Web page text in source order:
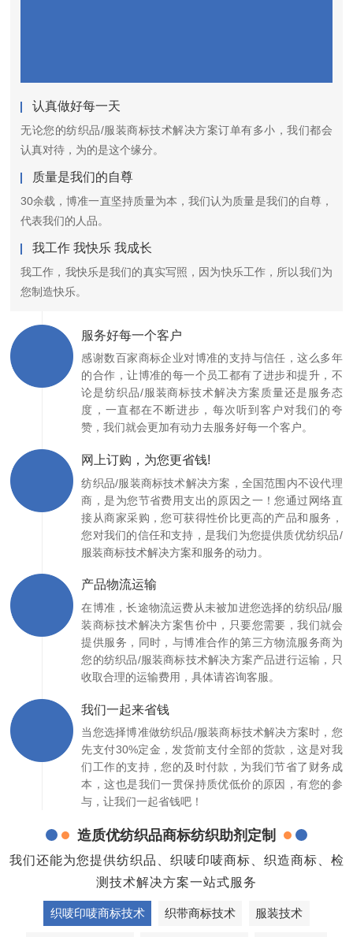
认真做好每一天
无论您的纺织品/服装商标技术解决方案订单有多小，我们都会
认真对待，为的是这个缘分。
质量是我们的自尊
30余载，博准一直坚持质量为本，我们认为质量是我们的自尊，
代表我们的人品。
我工作 我快乐 我成长
我工作，我快乐是我们的真实写照，因为快乐工作，所以我们为
您制造快乐。
服务好每一个客户
感谢数百家商标企业对博准的支持与信任，这么多年
的合作，让博准的每一个员工都有了进步和提升，不
论是纺织品/服装商标技术解决方案质量还是服务态
度，一直都在不断进步，每次听到客户对我们的夸
赞，我们就会更加有动力去服务好每一个客户。
网上订购，为您更省钱!
纺织品/服装商标技术解决方案，全国范围内不设代理
商，是为您节省费用支出的原因之一！您通过网络直
接从商家采购，您可获得性价比更高的产品和服务，
您对我们的信任和支持，是我们为您提供质优纺织品/
服装商标技术解决方案和服务的动力。
产品物流运输
在博准，长途物流运费从未被加进您选择的纺织品/服
装商标技术解决方案售价中，只要您需要，我们就会
提供服务，同时，与博准合作的第三方物流服务商为
您的纺织品/服装商标技术解决方案产品进行运输，只
收取合理的运输费用，具体请咨询客服。
我们一起来省钱
当您选择博准做纺织品/服装商标技术解决方案时，您
先支付30%定金，发货前支付全部的货款，这是对我
们工作的支持，您的及时付款，为我们节省了财务成
本，这也是我们一贯保持质优低价的原因，有您的参
与，让我们一起省钱吧！
造质优纺织品商标纺织助剂定制
我们还能为您提供纺织品、织唛印唛商标、织造商标、检
测技术解决方案一站式服务
织唛印唛商标技术 织带商标技术 服装技术